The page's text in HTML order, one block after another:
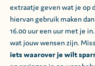
extraatje geven wat je op
hiervan gebruik maken
16.00 uur een uur met je
wat jouw wensen zijn.
iets waarover je wilt